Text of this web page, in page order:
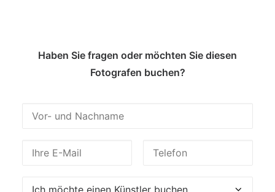
Haben Sie fragen oder möchten Sie diesen
Fotografen buchen?